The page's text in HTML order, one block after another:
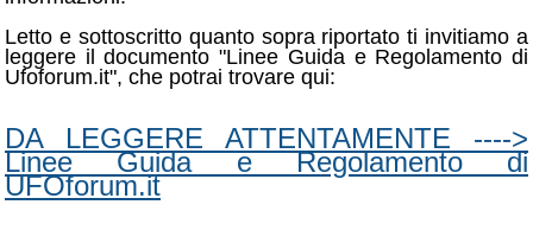
Letto e sottoscritto quanto sopra riportato ti invitiamo a
leggere il documento "Linee Guida e Regolamento di
Ufoforum.it", che potrai trovare qui:
DA LEGGERE ATTENTAMENTE ---->
Linee Guida e Regolamento di
UFOforum.it